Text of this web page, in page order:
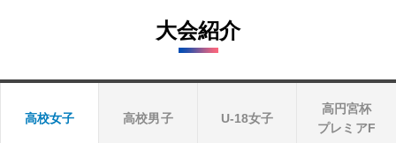
大会紹介
高校女子 高校男子 U-18女子
高円宮杯
プレミアF